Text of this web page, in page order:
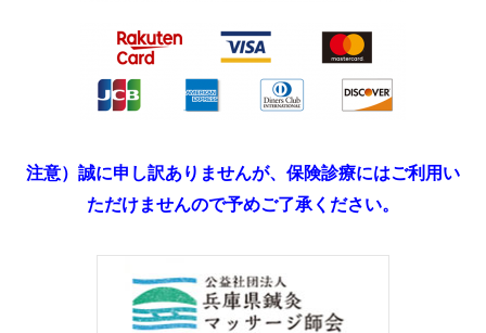
注意）誠に申し訳ありませんが、保険診療にはご利用い
ただけませんので予めご了承ください。